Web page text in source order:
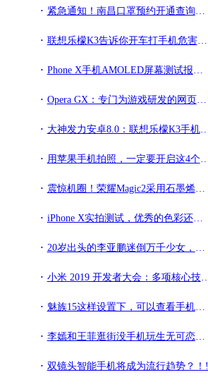
紧急通知！南昌口罩预约开通查询通道！看看你排第几!
联想乐檬K3告诉你开车打手机危害有多大？!
Phone X手机AMOLED屏幕测试报告及具体参数数据!
Opera GX：专门为游戏研发的网页浏览器!
大神发力安卓8.0：联想乐檬K3手机吃上奥利奥!
用苹果手机拍照，一定要开启这4个逆天功能，效果堪比单反!
震惊机圈！荣耀Magic2采用石墨烯散热技术，售价仅3799元起!
iPhone X实拍测试，优秀的色彩还原和细节表现让其成为王者!
20岁出头的李亚鹏迷倒万千少女，现独自照顾女儿，沧桑成大叔！!
小米 2019 开发者大会：多项核心技术、产品及开源项目发布新版本!
魅族15这样设置下，可以查看手机上电池剩余电量的百分比哦！!
李嫣和王菲逛街没手机玩生无可恋，李亚鹏和她逛街把她拍成公主!
双镜头智能手机将成为流行趋势？！!